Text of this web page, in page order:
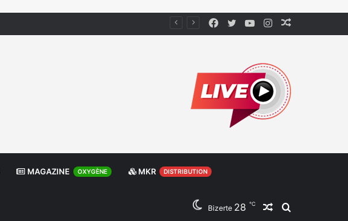
Instagram
YouTube
Twitter
Facebook
MAGAZINE OXYGÈNE MKR DISTRIBUTION
Rechercher
Article
Bizerte 28 ℃